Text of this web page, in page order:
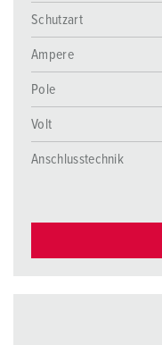
Schutzart
Ampere
Pole
Volt
Anschlusstechnik